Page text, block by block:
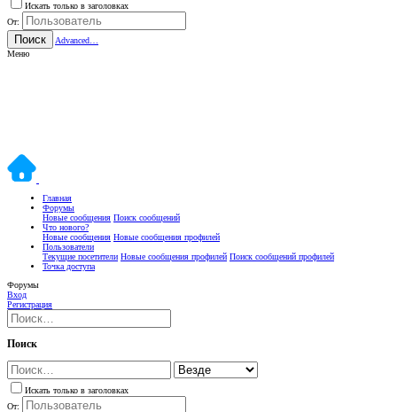
Искать только в заголовках
От:
Поиск
Advanced…
Меню
Главная
Форумы
Новые сообщения Поиск сообщений
Что нового?
Новые сообщения Новые сообщения профилей
Пользователи
Текущие посетители Новые сообщения профилей Поиск сообщений профилей
Точка доступа
Форумы
Вход
Регистрация
Поиск
Искать только в заголовках
От: